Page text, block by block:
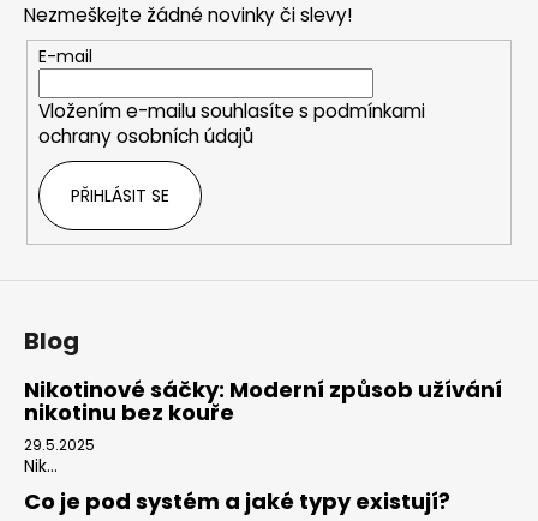
Nezmeškejte žádné novinky či slevy!
E-mail
Vložením e-mailu souhlasíte s podmínkami
ochrany osobních údajů
PŘIHLÁSIT SE
Blog
Nikotinové sáčky: Moderní způsob užívání
nikotinu bez kouře
29.5.2025
Nik...
Co je pod systém a jaké typy existují?